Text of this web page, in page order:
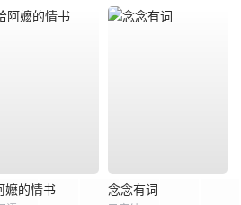
嬷的情书 念念有词